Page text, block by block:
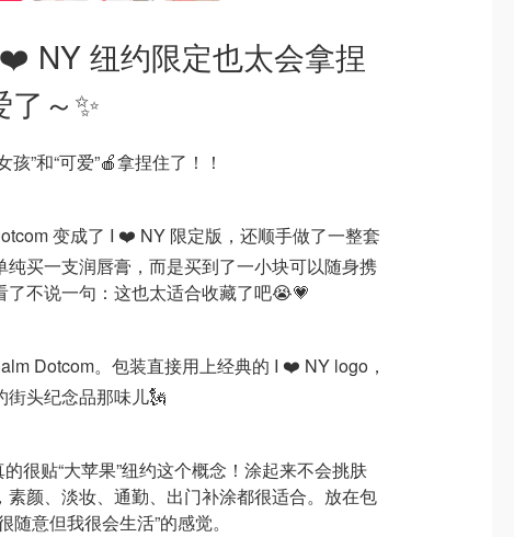
NY 纽约限定也太会拿捏
～✨
”和“可爱”🍎拿捏住了！！
变成了 I ❤️ NY 限定版，还顺手做了一整套
买一支润唇膏，而是买到了一小块可以随身携
不说一句：这也太适合收藏了吧😭💗
Dotcom。包装直接用上经典的 I ❤️ NY logo，
街头纪念品那味儿🗽
很贴“大苹果”纽约这个概念！涂起来不会挑肤
颜、淡妆、通勤、出门补涂都很适合。放在包
意但我很会生活”的感觉。